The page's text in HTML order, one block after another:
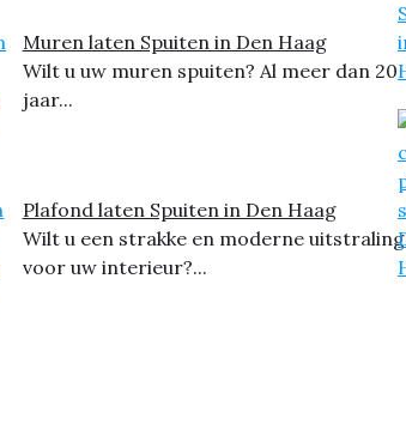
Muren laten Spuiten in Den Haag
Wilt u uw muren spuiten? Al meer dan 20
jaar...
Plafond laten Spuiten in Den Haag
Wilt u een strakke en moderne uitstraling
voor uw interieur?...